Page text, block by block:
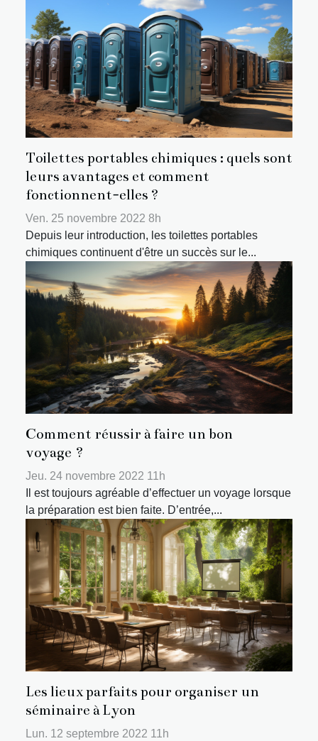
Toilettes portables chimiques : quels sont
leurs avantages et comment
fonctionnent-elles ?
Ven. 25 novembre 2022 8h
Depuis leur introduction, les toilettes portables
chimiques continuent d'être un succès sur le...
Comment réussir à faire un bon
voyage ?
Jeu. 24 novembre 2022 11h
Il est toujours agréable d’effectuer un voyage lorsque
la préparation est bien faite. D’entrée,...
Les lieux parfaits pour organiser un
séminaire à Lyon
Lun. 12 septembre 2022 11h